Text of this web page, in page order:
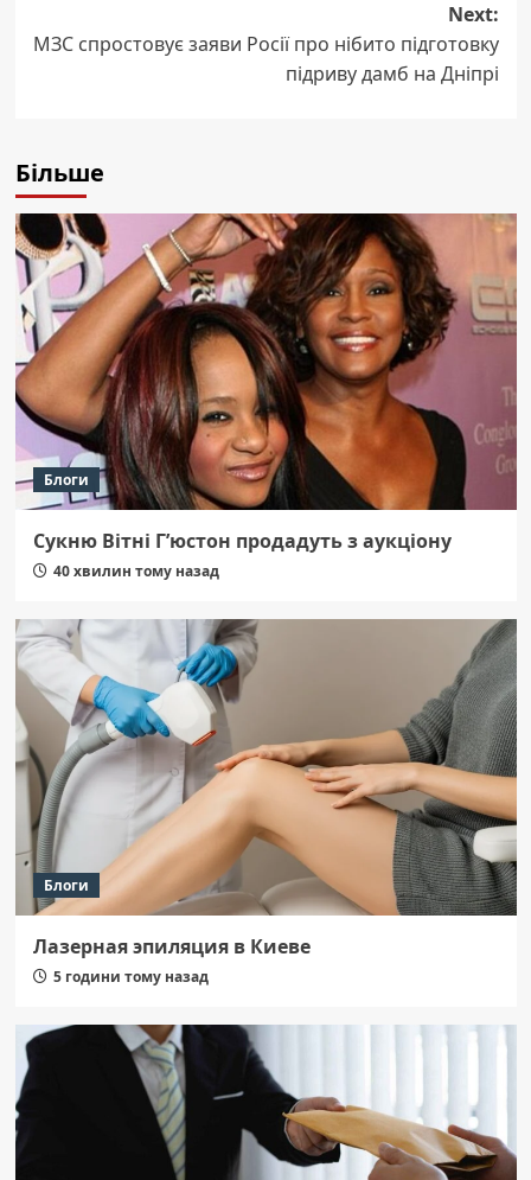
Next:
МЗС спростовує заяви Росії про нібито підготовку
підриву дамб на Дніпрі
Більше
Блоги
Сукню Вітні Г’юстон продадуть з аукціону
40 хвилин тому назад
Блоги
Лазерная эпиляция в Киеве
5 години тому назад